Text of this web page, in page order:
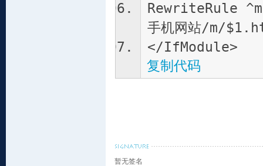
RewriteRule
手机网站/m/
</IfModule>
复制代码
暂无签名